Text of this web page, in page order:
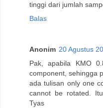
tinggi dari jumlah
Balas
Anonim 20 Agustus
Pak, apabila KMO
component, sehingga
ada tulisan only one
cannot be rotated.
Tyas